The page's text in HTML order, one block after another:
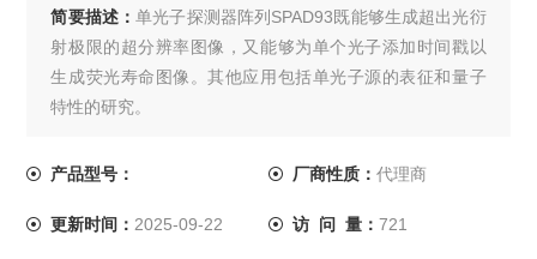
简要描述：单光子探测器阵列SPAD93既能够生成超出光衍
射极限的超分辨率图像，又能够为单个光子添加时间戳以
生成荧光寿命图像。其他应用包括单光子源的表征和量子
特性的研究。
产品型号： 厂商性质： 代理商
更新时间： 2025-09-22 访 问 量： 721